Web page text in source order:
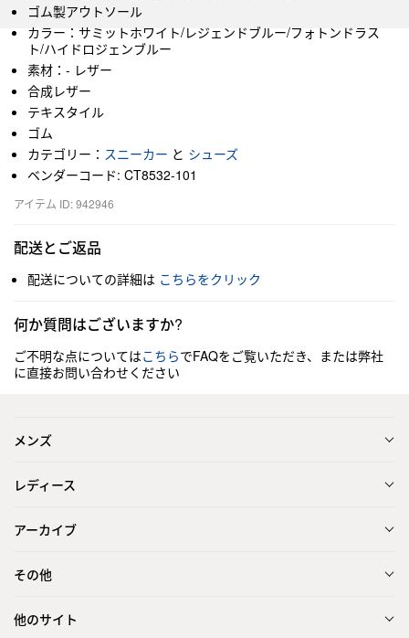
ゴム製アウトソール
カラー：サミットホワイト/レジェンドブルー/フォトンドラス
ト/ハイドロジェンブルー
素材：- レザー
合成レザー
テキスタイル
ゴム
カテゴリー： スニーカー と シューズ
ベンダーコード: CT8532-101
アイテム ID: 942946
配送とご返品
配送についての詳細は こちらをクリック
何か質問はございますか?
ご不明な点についてはこちらでFAQをご覧いただき、または弊社
に直接お問い合わせください
メンズ
レディース
アーカイブ
その他
他のサイト